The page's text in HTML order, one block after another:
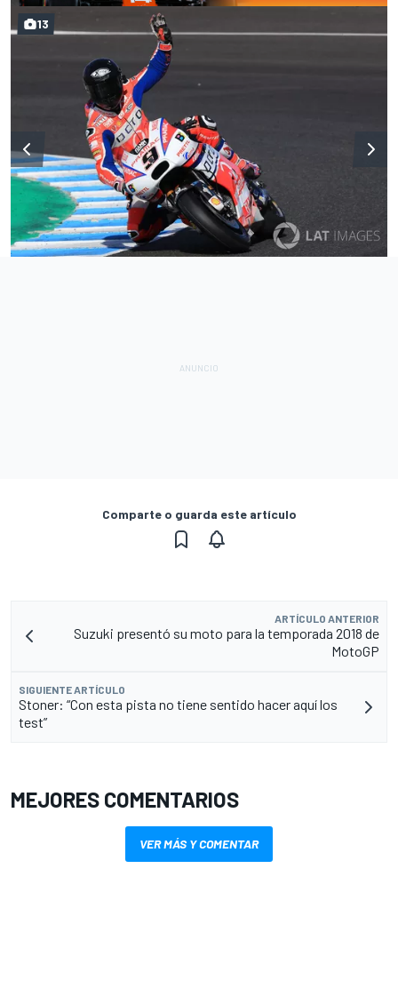
13
Comparte o guarda este artículo
ARTÍCULO ANTERIOR
Suzuki presentó su moto para la temporada 2018 de
MotoGP
SIGUIENTE ARTÍCULO
Stoner: “Con esta pista no tiene sentido hacer aquí los
test”
MEJORES COMENTARIOS
VER MÁS Y COMENTAR